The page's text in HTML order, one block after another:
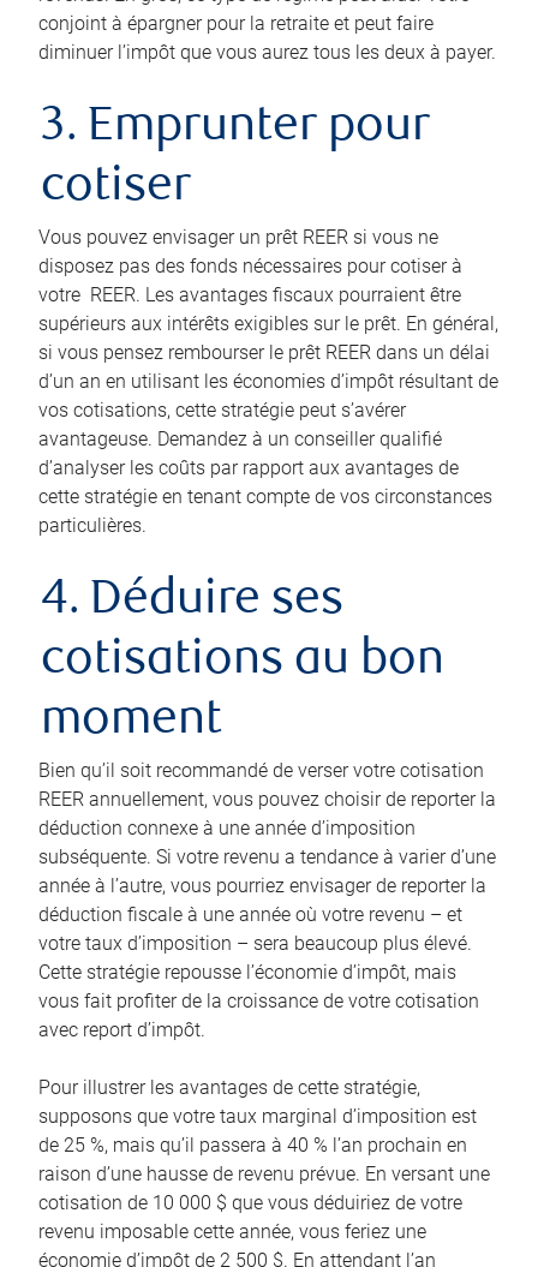
conjoint à épargner pour la retraite et peut faire
diminuer l’impôt que vous aurez tous les deux à payer.
3. Emprunter pour
cotiser
Vous pouvez envisager un prêt REER si vous ne
disposez pas des fonds nécessaires pour cotiser à
votre REER. Les avantages fiscaux pourraient être
supérieurs aux intérêts exigibles sur le prêt. En général,
si vous pensez rembourser le prêt REER dans un délai
d’un an en utilisant les économies d’impôt résultant de
vos cotisations, cette stratégie peut s’avérer
avantageuse. Demandez à un conseiller qualifié
d’analyser les coûts par rapport aux avantages de
cette stratégie en tenant compte de vos circonstances
particulières.
4. Déduire ses
cotisations au bon
moment
Bien qu’il soit recommandé de verser votre cotisation
REER annuellement, vous pouvez choisir de reporter la
déduction connexe à une année d’imposition
subséquente. Si votre revenu a tendance à varier d’une
année à l’autre, vous pourriez envisager de reporter la
déduction fiscale à une année où votre revenu – et
votre taux d’imposition – sera beaucoup plus élevé.
Cette stratégie repousse l’économie d’impôt, mais
vous fait profiter de la croissance de votre cotisation
avec report d’impôt.
Pour illustrer les avantages de cette stratégie,
supposons que votre taux marginal d’imposition est
de 25 %, mais qu’il passera à 40 % l’an prochain en
raison d’une hausse de revenu prévue. En versant une
cotisation de 10 000 $ que vous déduiriez de votre
revenu imposable cette année, vous feriez une
économie d’impôt de 2 500 $. En attendant l’an